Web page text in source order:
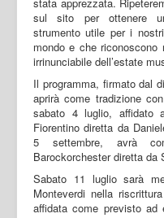
sul sito per ottenere
strumento utile per i
mondo e che
irrinunciabile dell’estate
Il programma, firmato dal
aprirà come tradizione
sabato 4 luglio, affidato
Fiorentino diretta da
5 settembre, avrà
Barockorchester diretta da
Sabato 11 luglio sarà
Monteverdi nella
affidata come previsto ad